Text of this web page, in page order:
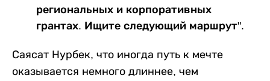
региональных и корпоративных
грантах. Ищите следующий маршрут".
Саясат Нурбек, что иногда путь к мечте
оказывается немного длиннее, чем